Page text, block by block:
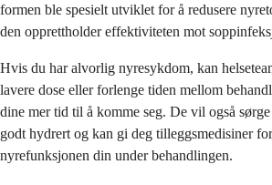
formen ble spesielt utviklet for å redusere
den opprettholder effektiviteten mot
Hvis du har alvorlig nyresykdom, kan
lavere dose eller forlenge tiden mellom
dine mer tid til å komme seg. De vil også
godt hydrert og kan gi deg tilleggsmedisiner
nyrefunksjonen din under behandlingen.